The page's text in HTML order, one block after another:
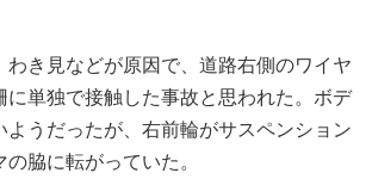
き見などが原因で、道路右側のワイヤ
に単独で接触した事故と思われた。ボデ
ようだったが、右前輪がサスペンション
脇に転がっていた。